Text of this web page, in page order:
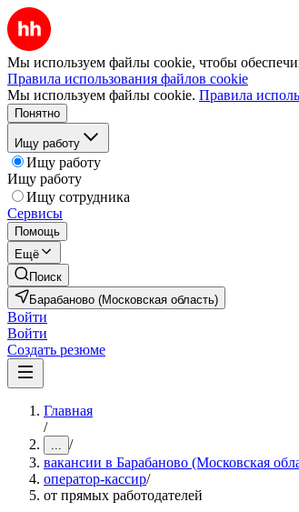
Мы используем файлы cookie, чтобы
Правила использования файлов cookie
Мы используем файлы cookie. Правила
Понятно
Ищу работу
Ищу работу
Ищу работу
Ищу сотрудника
Сервисы
Помощь
Ещё
Поиск
Барабаново (Московская область)
Войти
Войти
Создать резюме
Главная
/
... /
вакансии в Барабаново (Московская
оператор-кассир/
от прямых работодателей